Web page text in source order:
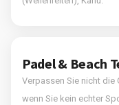
Padel & Beach
Verpassen Sie nicht die
wenn Sie kein echter